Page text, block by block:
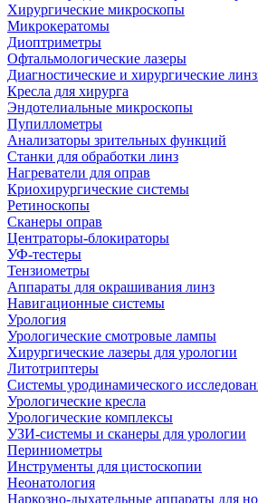
Хирургические микроскопы
Микрокератомы
Диоптриметры
Офтальмологические лазеры
Диагностические и хирургические
Кресла для хирурга
Эндотелиальные микроскопы
Пупиллометры
Анализаторы зрительных функций
Станки для обработки линз
Нагреватели для оправ
Криохирургические системы
Ретиноскопы
Сканеры оправ
Центраторы-блокираторы
УФ-тестеры
Тензиометры
Аппараты для окрашивания линз
Навигационные системы
Урология
Урологические смотровые лампы
Хирургические лазеры для урологии
Литотриптеры
Системы уродинамического
Урологические кресла
Урологические комплексы
УЗИ-системы и сканеры для урологии
Периниометры
Инструменты для цистоскопии
Неонатология
Наркозно-дыхательные аппараты для